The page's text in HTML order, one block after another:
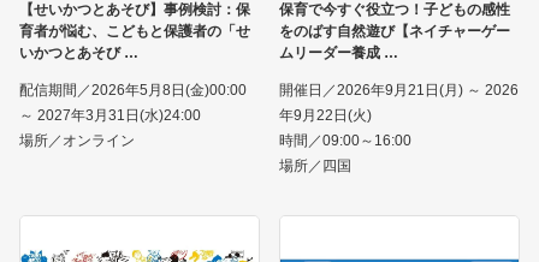
【せいかつとあそび】事例検討：保
育者が悩む、こどもと保護者の「せ
いかつとあそび
配信期間／2026年5月8日(金)00:00
～ 2027年3月31日(水)24:00
場所／オンライン
保育で今すぐ役立つ！子どもの感性
をのばす自然遊び【ネイチャーゲー
ムリーダー養成
開催日／2026年9月21日(月) ～ 2026
年9月22日(火)
時間／09:00～16:00
場所／四国